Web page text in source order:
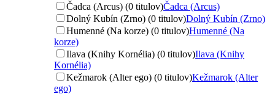
Čadca (Arcus) (0 titulov)Čadca (Arcus)
Dolný Kubín (Zrno) (0 titulov)Dolný Kubín (Zrno)
Humenné (Na korze) (0 titulov)Humenné (Na
korze)
Ilava (Knihy Kornélia) (0 titulov)Ilava (Knihy
Kornélia)
Kežmarok (Alter ego) (0 titulov)Kežmarok (Alter
ego)